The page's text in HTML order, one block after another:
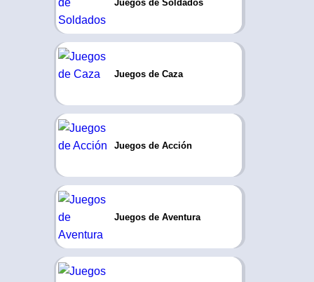
Juegos de Soldados
Juegos de Caza
Juegos de Acción
Juegos de Aventura